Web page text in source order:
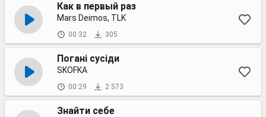
Как в первый раз
Mars Deimos, TLK
00:32 305
Погані сусіди
SKOFKA
00:29 2 573
Знайти себе